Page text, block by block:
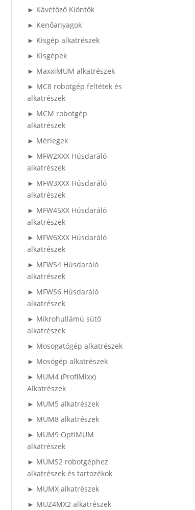
► Kávéfőző Kiöntők
► Kenőanyagok
► Kisgép alkatrészek
► Kisgépek
► MaxxiMUM alkatrészek
► MC8 robotgép feltétek és
alkatrészek
► MCM robotgép
alkatrészek
► Mérlegek
► MFW2XXX Húsdaráló
alkatrészek
► MFW3XXX Húsdaráló
alkatrészek
► MFW45XX Húsdaráló
alkatrészek
► MFW6XXX Húsdaráló
alkatrészek
► MFWS4 Húsdaráló
alkatrészek
► MFWS6 Húsdaráló
alkatrészek
► Mikrohullámú sütő
alkatrészek
► Mosogatógép alkatrészek
► Mosógép alkatrészek
► MUM4 (ProfiMixx)
Alkatrészek
► MUM5 alkatrészek
► MUM8 alkatrészek
► MUM9 OptiMUM
alkatrészek
► MUMS2 robotgéphez
alkatrészek és tartozékok
► MUMX alkatrészek
► MUZ4MX2 alkatrészek